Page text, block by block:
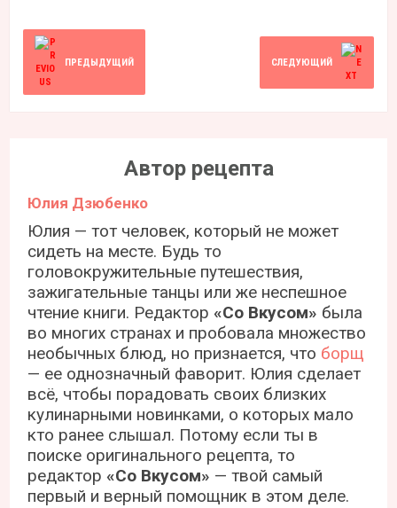
ПРЕДЫДУЩИЙ СЛЕДУЮЩИЙ
Автор рецепта
Юлия Дзюбенко
Юлия — тот человек, который не может
сидеть на месте. Будь то
головокружительные путешествия,
зажигательные танцы или же неспешное
чтение книги. Редактор«Со Вкусом» была
во многих странах и пробовала множество
необычных блюд, но признается, что борщ
— ее однозначный фаворит. Юлия сделает
всё, чтобы порадовать своих близких
кулинарными новинками, о которых мало
кто ранее слышал. Потому если ты в
поиске оригинального рецепта, то
редактор«Со Вкусом» — твой самый
первый и верный помощник в этом деле.